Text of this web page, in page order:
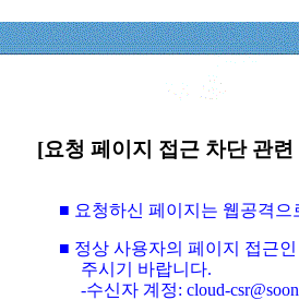
[요청 페이지 접근 차단 관
■ 요청하신 페이지는 웹공격
■ 정상 사용자의 페이지 접근
주시기 바랍니다.
-수신자 계정: cloud-